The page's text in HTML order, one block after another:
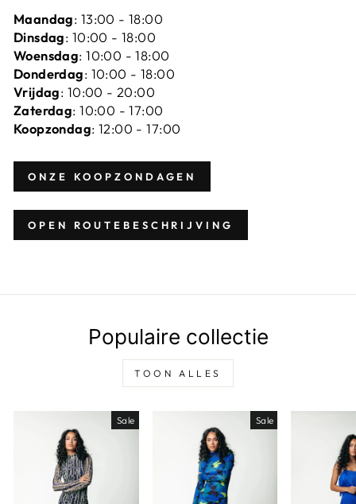
Maandag: 13:00 - 18:00
Dinsdag: 10:00 - 18:00
Woensdag: 10:00 - 18:00
Donderdag: 10:00 - 18:00
Vrijdag: 10:00 - 20:00
Zaterdag: 10:00 - 17:00
Koopzondag: 12:00 - 17:00
ONZE KOOPZONDAGEN
OPEN ROUTEBESCHRIJVING
Populaire collectie
TOON ALLES
Sale Sale